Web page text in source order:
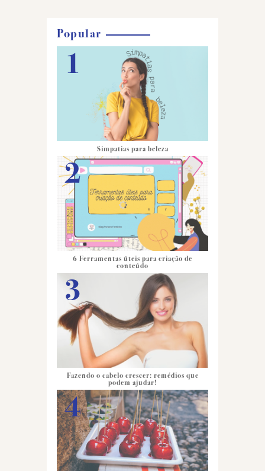
Popular
Simpatias para beleza
6 Ferramentas úteis para criação de
conteúdo
Fazendo o cabelo crescer: remédios que
podem ajudar!